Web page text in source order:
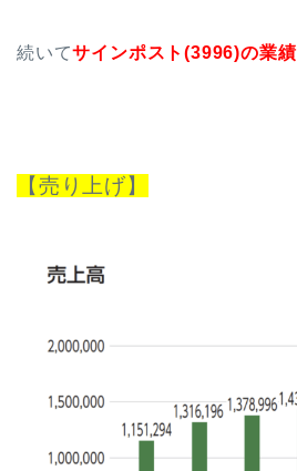
続いてサインポスト(3996)の業績
【売り上げ】